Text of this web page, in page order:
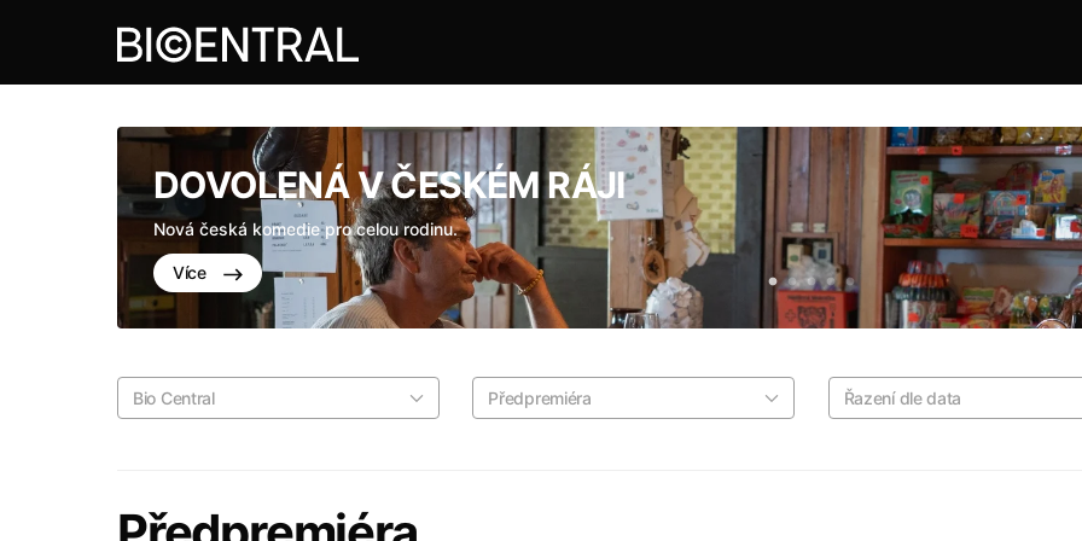
DOVOLENÁ V ČESKÉM RÁJI
Nová česká komedie pro celou rodinu.
Více
Bio Central Předpremiéra Řazení dle data